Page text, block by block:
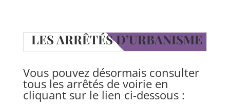
LES ARRÊTÉS D’URBANISME
Vous pouvez désormais consulter
tous les arrêtés de voirie en
cliquant sur le lien ci-dessous :